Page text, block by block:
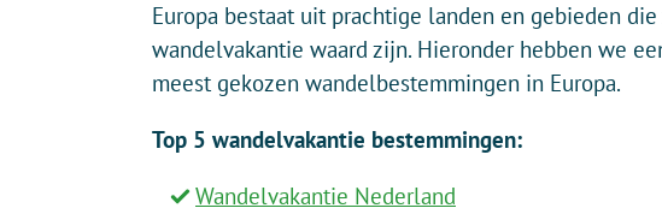
Europa bestaat uit prachtige landen en gebieden
wandelvakantie waard zijn. Hieronder hebben we
meest gekozen wandelbestemmingen in Europa.
Top 5 wandelvakantie bestemmingen:
Wandelvakantie Nederland